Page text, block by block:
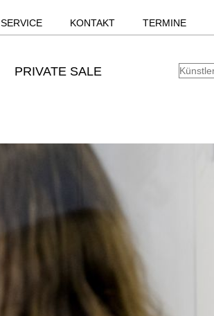
SERVICE KONTAKT TERMINE
PRIVATE SALE